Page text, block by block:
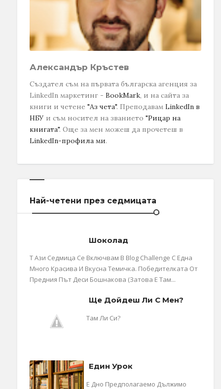
Александър Кръстев
Създател съм на първата българска агенция за
LinkedIn маркетинг - BookMark, и на сайта за
книги и четене "Аз чета". Преподавам LinkedIn в
НБУ и съм носител на званието "Рицар на
книгата". Още за мен можеш да прочетеш в
LinkedIn-профила ми.
Най-четени през седмицата
Шоколад
Т Ази Седмица Се Включвам В Blog Challenge С Една
Много Красива И Вкусна Темичка. Победителката От
Предния Път Деси Бошнакова (затова Е Там...
Ще Дойдеш Ли С Мен?
Там Ли Си?
Един Урок
Е Дно Предполагаемо Дължимо